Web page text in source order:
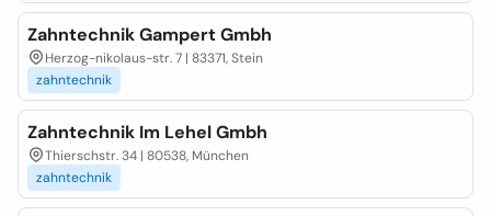
Zahntechnik Gampert Gmbh
Herzog-nikolaus-str. 7 | 83371, Stein
zahntechnik
Zahntechnik Im Lehel Gmbh
Thierschstr. 34 | 80538, München
zahntechnik